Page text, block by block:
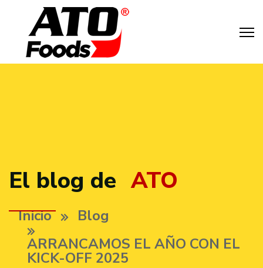
El blog de ATO
Inicio
Blog
ARRANCAMOS EL AÑO CON EL
KICK-OFF 2025